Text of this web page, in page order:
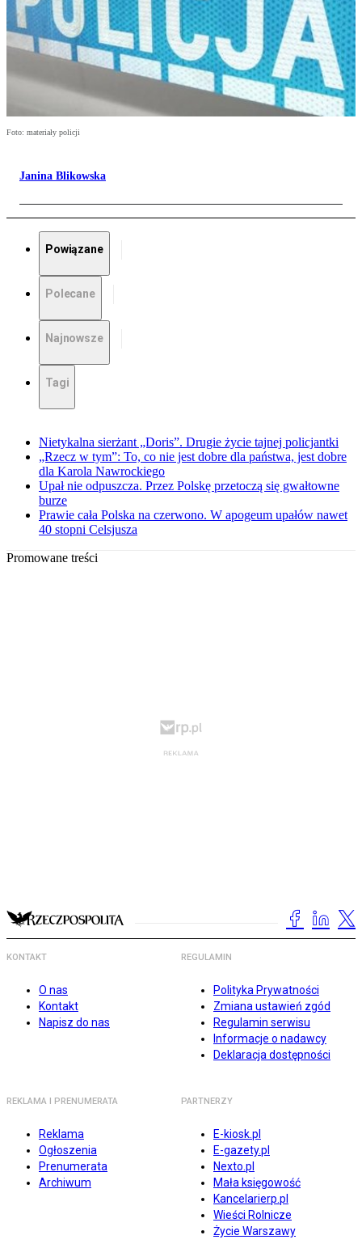
Foto: materiały policji
Janina Blikowska
Powiązane
Polecane
Najnowsze
Tagi
Nietykalna sierżant „Doris”. Drugie życie tajnej policjantki
„Rzecz w tym”: To, co nie jest dobre dla państwa, jest dobre
dla Karola Nawrockiego
Upał nie odpuszcza. Przez Polskę przetoczą się gwałtowne
burze
Prawie cała Polska na czerwono. W apogeum upałów nawet
40 stopni Celsjusza
Promowane treści
KONTAKT
O nas
Kontakt
Napisz do nas
REGULAMIN
Polityka Prywatności
Zmiana ustawień zgód
Regulamin serwisu
Informacje o nadawcy
Deklaracja dostępności
REKLAMA I PRENUMERATA
Reklama
Ogłoszenia
Prenumerata
Archiwum
PARTNERZY
E-kiosk.pl
E-gazety.pl
Nexto.pl
Mała księgowość
Kancelarierp.pl
Wieści Rolnicze
Życie Warszawy